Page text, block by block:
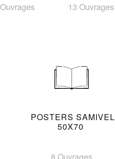
13 Ouvrages
POSTERS SAMIVEL
50X70
8 Ouvrages